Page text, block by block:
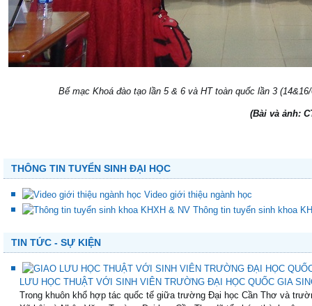
Bế mạc Khoá đào tạo lần 5 & 6 và HT toàn quốc lần 3
(Bài và ảnh:
THÔNG TIN TUYỂN SINH ĐẠI HỌC
Video giới thiệu ngành học
Thông tin tuyển sinh khoa
TIN TỨC - SỰ KIỆN
LƯU HỌC THUẬT VỚI SINH VIÊN TRƯỜNG ĐẠI HỌC QUỐC GIA
Trong khuôn khổ hợp tác quốc tế giữa trường Đại học Cần Thơ và